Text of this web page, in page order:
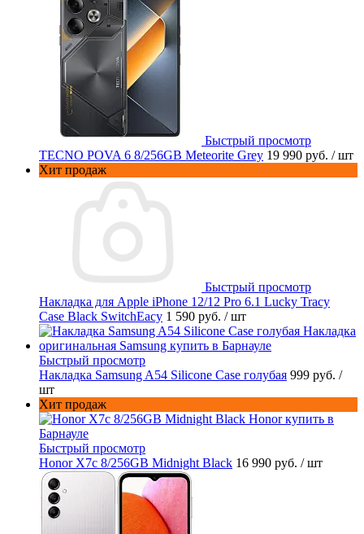
Быстрый просмотр
TECNO POVA 6 8/256GB Meteorite Grey 19 990 руб. / шт
Хит продаж
Быстрый просмотр
Накладка для Apple iPhone 12/12 Pro 6.1 Lucky Tracy
Case Black SwitchEacy 1 590 руб. / шт
Быстрый просмотр
Накладка Samsung A54 Silicone Case голубая 999 руб. /
шт
Хит продаж
Быстрый просмотр
Honor X7c 8/256GB Midnight Black 16 990 руб. / шт